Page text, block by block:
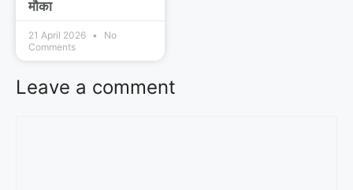
मौका
21 April 2026
No
Comments
Leave a comment